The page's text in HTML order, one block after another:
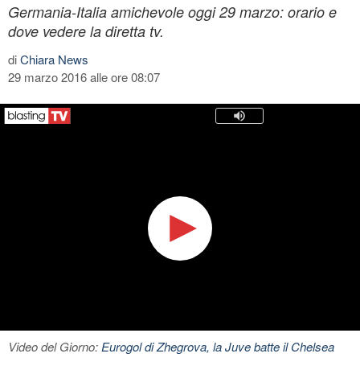
Germania-Italia amichevole oggi 29 marzo: orario e
dove vedere la diretta tv.
diChiara News
29 marzo 2016 alle ore 08:07
Video del Giorno:Eurogol di Zhegrova, la Juve batte il Chelsea